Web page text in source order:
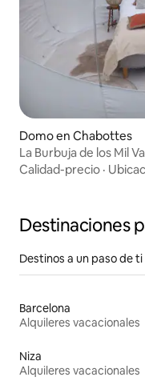
Domo en Chabottes
La Burbuja de los Mil
Calidad-precio ·
Destinaciones
Destinos a un paso de ti
Barcelona
Alquileres vacacionales
Niza
Alquileres vacacionales